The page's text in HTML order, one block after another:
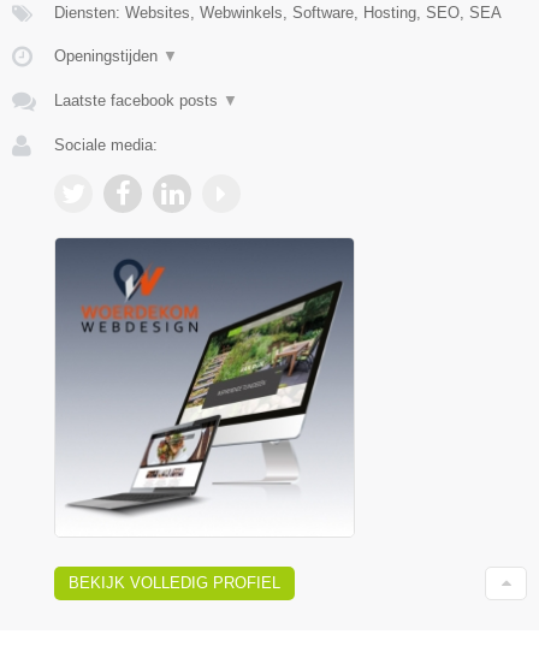
Diensten: Websites, Webwinkels, Software, Hosting, SEO, SEA
Openingstijden ▼
Laatste facebook posts ▼
Sociale media:
BEKIJK VOLLEDIG PROFIEL